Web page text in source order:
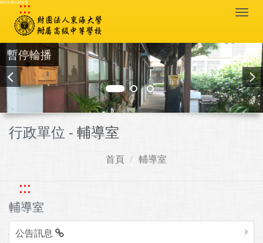
跳到主要內容區塊
:::
暫停輪播
行政單位 - 輔導室
首頁 輔導室
:::
輔導室
公告訊息